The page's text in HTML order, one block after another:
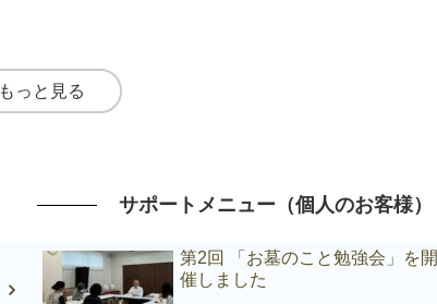
もっと見る
サポートメニュー（個人のお客様）
第2回 「お墓のこと勉強会」を開
催しました